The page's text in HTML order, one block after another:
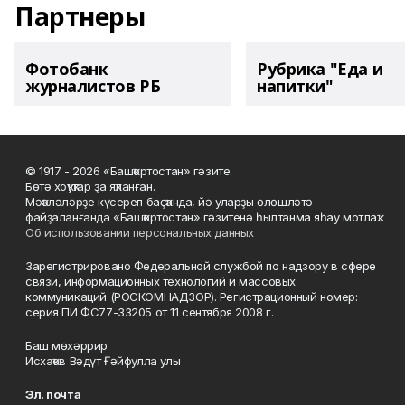
Партнеры
Фотобанк
журналистов РБ
Рубрика "Еда и
напитки"
© 1917 - 2026 «Башҡортостан» гәзите.
Бөтә хоҡуҡтар ҙа яҡланған.
Мәҡәләләрҙе күсереп баҫҡанда, йә уларҙы өлөшләтә
файҙаланғанда «Башҡортостан» гәзитенә һылтанма яһау мотлаҡ.
Об использовании персональных данных
Зарегистрировано Федеральной службой по надзору в сфере
связи, информационных технологий и массовых
коммуникаций (РОСКОМНАДЗОР). Регистрационный номер:
серия ПИ ФС77-33205 от 11 сентября 2008 г.
Баш мөхәррир
Исхаҡов Вәдүт Ғәйфулла улы
Эл. почта